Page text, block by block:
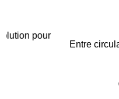
Entre circulation,